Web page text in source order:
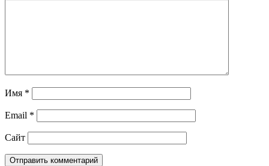
Имя *
Email *
Сайт